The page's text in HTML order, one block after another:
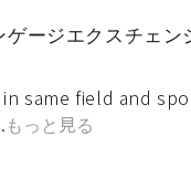
ゲージエクスチェン
same field and
もっと見る